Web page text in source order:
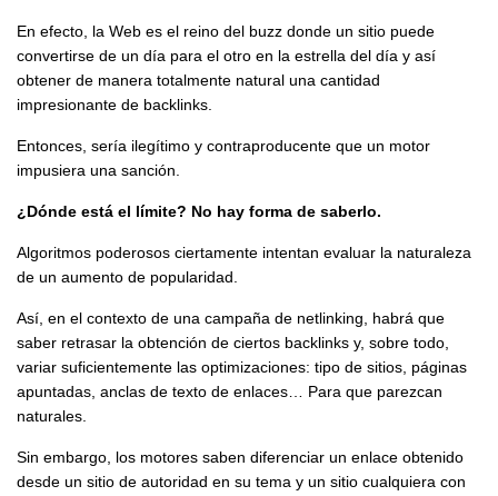
En efecto, la Web es el reino del buzz donde un sitio puede
convertirse de un día para el otro en la estrella del día y así
obtener de manera totalmente natural una cantidad
impresionante de backlinks.
Entonces, sería ilegítimo y contraproducente que un motor
impusiera una sanción.
¿Dónde está el límite? No hay forma de saberlo.
Algoritmos poderosos ciertamente intentan evaluar la naturaleza
de un aumento de popularidad.
Así, en el contexto de una campaña de netlinking, habrá que
saber retrasar la obtención de ciertos backlinks y, sobre todo,
variar suficientemente las optimizaciones: tipo de sitios, páginas
apuntadas, anclas de texto de enlaces… Para que parezcan
naturales.
Sin embargo, los motores saben diferenciar un enlace obtenido
desde un sitio de autoridad en su tema y un sitio cualquiera con